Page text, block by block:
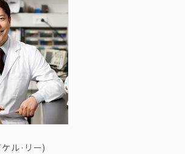
ル · リー)